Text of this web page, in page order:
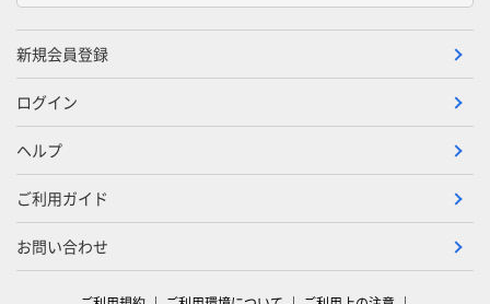
新規会員登録
ログイン
ヘルプ
ご利用ガイド
お問い合わせ